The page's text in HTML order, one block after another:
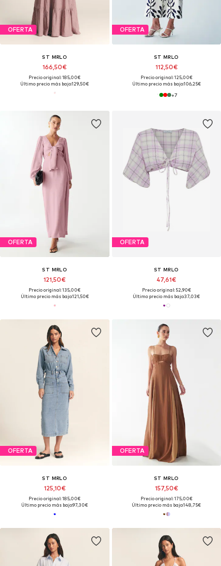
OFERTA
ST MRLO
166,50€
Precio original: 185,00€
Último precio más bajo:129,50€
OFERTA
ST MRLO
112,50€
Precio original: 125,00€
Último precio más bajo:106,25€
+7
OFERTA
ST MRLO
121,50€
Precio original: 135,00€
Último precio más bajo:121,50€
OFERTA
ST MRLO
47,61€
Precio original: 52,90€
Último precio más bajo:37,03€
OFERTA
ST MRLO
125,10€
Precio original: 185,00€
Último precio más bajo:97,30€
OFERTA
ST MRLO
157,50€
Precio original: 175,00€
Último precio más bajo:148,75€